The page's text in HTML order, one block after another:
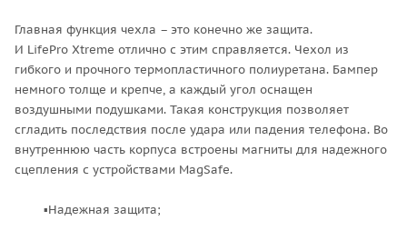
Главная функция чехла – это конечно же защита.
И LifePro Xtreme отлично с этим справляется. Чехол из
гибкого и прочного термопластичного полиуретана. Бампер
немного толще и крепче, а каждый угол оснащен
воздушными подушками. Такая конструкция позволяет
сгладить последствия после удара или падения телефона. Во
внутреннюю часть корпуса встроены магниты для надежного
сцепления с устройствами MagSafe.
▪Надежная защита;